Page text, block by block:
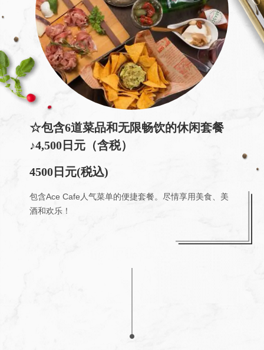
☆包含6道菜品和无限畅饮的休闲套餐
♪4,500日元（含税）
4500日元(税込)
包含Ace Cafe人气菜单的便捷套餐。尽情享用美食、美
酒和欢乐！